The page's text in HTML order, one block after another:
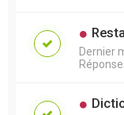
Dernier